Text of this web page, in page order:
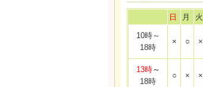
日 月 火
10時～
18時
× ○ ×
13時～
18時
○ × ×